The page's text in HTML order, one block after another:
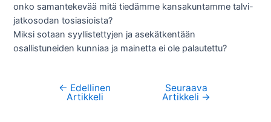
onko samantekevää mitä tiedämme kansakuntamme talvi-
jatkosodan tosiasioista?
Miksi sotaan syyllistettyjen ja asekätkentään
osallistuneiden kunniaa ja mainetta ei ole palautettu?
Artikkelien
← Edellinen
Artikkeli
Seuraava
Artikkeli →